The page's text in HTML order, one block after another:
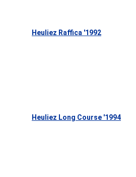
Heuliez Raffica '1992
Heuliez Long Course '1994